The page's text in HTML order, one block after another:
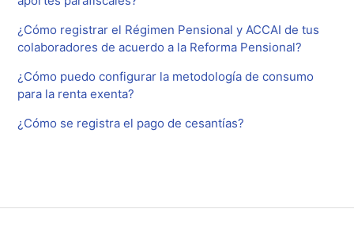
¿Cómo registrar el Régimen Pensional y ACCAI de tus
colaboradores de acuerdo a la Reforma Pensional?
¿Cómo puedo configurar la metodología de consumo
para la renta exenta?
¿Cómo se registra el pago de cesantías?